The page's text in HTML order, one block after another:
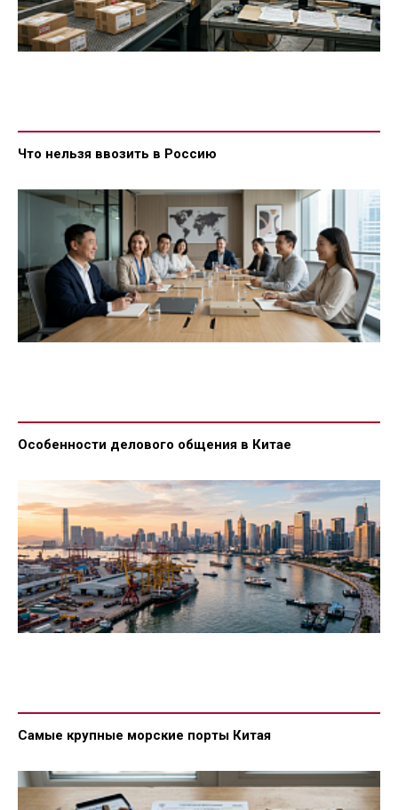
Что нельзя ввозить в Россию
Особенности делового общения в Китае
Самые крупные морские порты Китая